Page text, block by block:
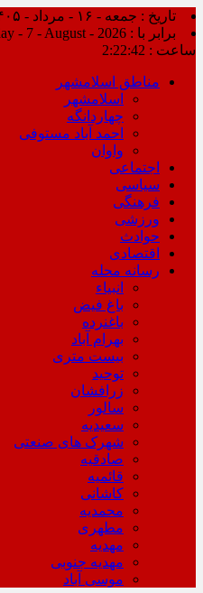
تاریخ : جمعه - ۱۶ - مرداد - ۱۴۰۵
برابر با : Friday - 7 - August - 2026
ساعت : 2:22:43
مناطق اسلامشهر
اسلامشهر
چهاردانگه
احمد آباد مستوفی
واوان
اجتماعی
سیاسی
فرهنگی
ورزشی
حوادث
اقتصادی
رسانه محله
انبیاء
باغ فیض
باغنرده
بهرام آباد
بیست متری
توحید
زرافشان
سالور
سعیدیه
شهرک های صنعتی
صادقیه
قائمیه
کاشانی
محمدیه
مطهری
مهدیه
مهدیه جنوبی
موسی آباد